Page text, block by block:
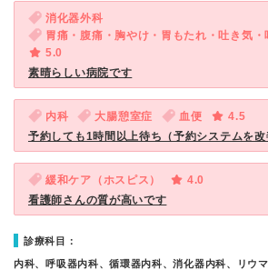
消化器外科
胃痛・腹痛・胸やけ・胃もたれ・吐き気・
5.0
素晴らしい病院です
内科 大腸憩室症 血便
4.5
予約しても1時間以上待ち（予約システムを改
緩和ケア（ホスピス）
4.0
看護師さんの質が高いです
診療科目：
内科、呼吸器内科、循環器内科、消化器内科、リウ